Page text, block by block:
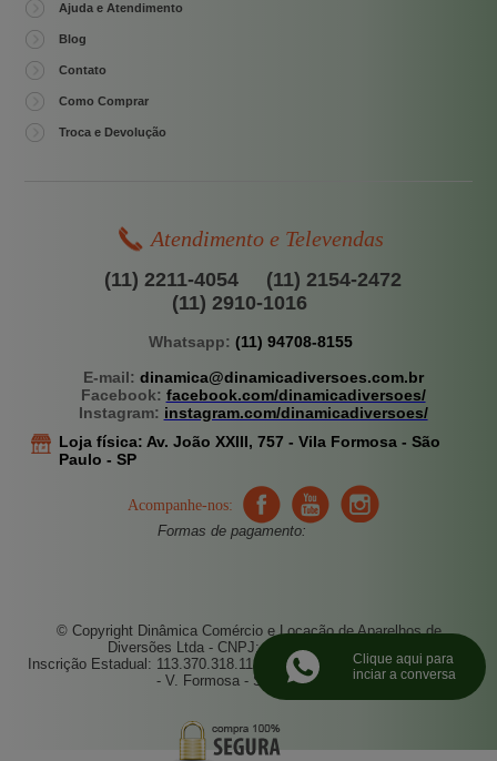
Ajuda e Atendimento
Blog
Contato
Como Comprar
Troca e Devolução
Atendimento e Televendas
(11) 2211-4054
(11) 2154-2472
(11) 2910-1016
Whatsapp: (11) 94708-8155
E-mail: dinamica@dinamicadiversoes.com.br
Facebook: facebook.com/dinamicadiversoes/
Instagram: instagram.com/dinamicadiversoes/
Loja física: Av. João XXIII, 757 -Vila Formosa - São
Paulo - SP
Acompanhe-nos:
Formas de pagamento:
© Copyright Dinâmica Comércio e Locação de Aparelhos de
Diversões Ltda - CNPJ: 67.496.521/0001-52
Inscrição Estadual: 113.370.318.112 - Endereço: Av. João XXIII, 757
- V. Formosa - S. Paulo - SP
Clique aqui para
inciar a conversa